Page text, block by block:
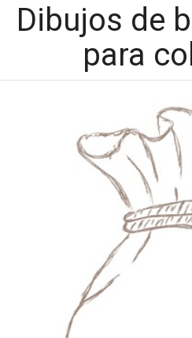
Dibujos de
para